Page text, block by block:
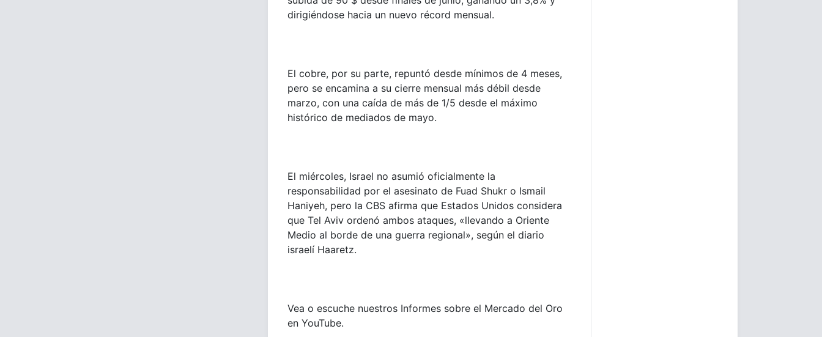
dirigiéndose hacia un nuevo récord mensual.
El cobre, por su parte, repuntó desde mínimos de 4 meses,
pero se encamina a su cierre mensual más débil desde
marzo, con una caída de más de 1/5 desde el máximo
histórico de mediados de mayo.
El miércoles, Israel no asumió oficialmente la
responsabilidad por el asesinato de Fuad Shukr o Ismail
Haniyeh, pero la CBS afirma que Estados Unidos considera
que Tel Aviv ordenó ambos ataques, «llevando a Oriente
Medio al borde de una guerra regional», según el diario
israelí Haaretz.
Vea o escuche nuestros Informes sobre el Mercado del Oro
en YouTube.